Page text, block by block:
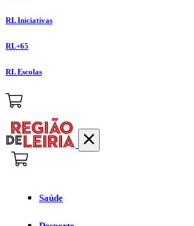
RL Iniciativas
RL+65
RL Escolas
Saúde